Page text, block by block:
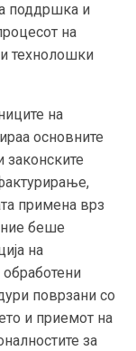
поддршка и
на
технолошки
на
основните
законските
примена врз
беше
на
поврзани со
и приемот на
за